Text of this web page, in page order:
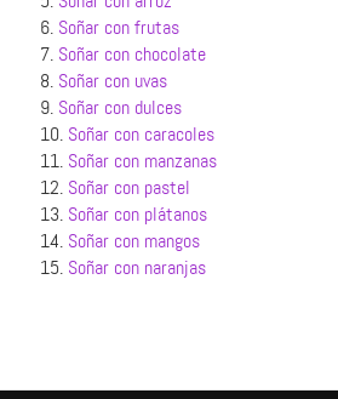
6. Soñar con frutas
7. Soñar con chocolate
8. Soñar con uvas
9. Soñar con dulces
10. Soñar con caracoles
11. Soñar con manzanas
12. Soñar con pastel
13. Soñar con plátanos
14. Soñar con mangos
15. Soñar con naranjas